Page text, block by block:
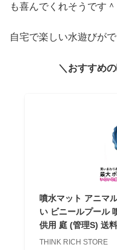
も喜んでくれそうです＾
自宅で楽しい水遊びがで
＼おすすめ
噴水マット アニマ
い ビニールプール
供用 庭 (管理S) 送
THINK RICH STORE